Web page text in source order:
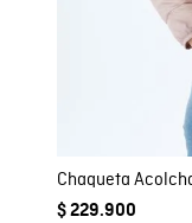
Chaqueta
$229.900